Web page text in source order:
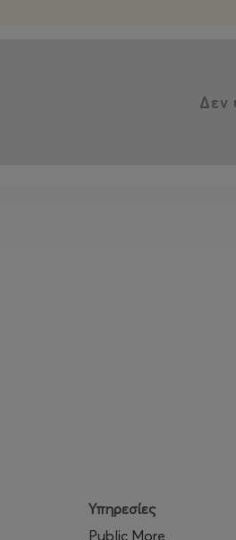
Δεν
Υπηρεσίες
Public More